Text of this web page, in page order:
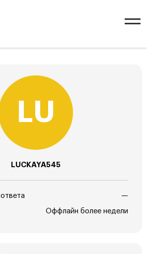
LUCKAYA545
—
Оффлайн более недели